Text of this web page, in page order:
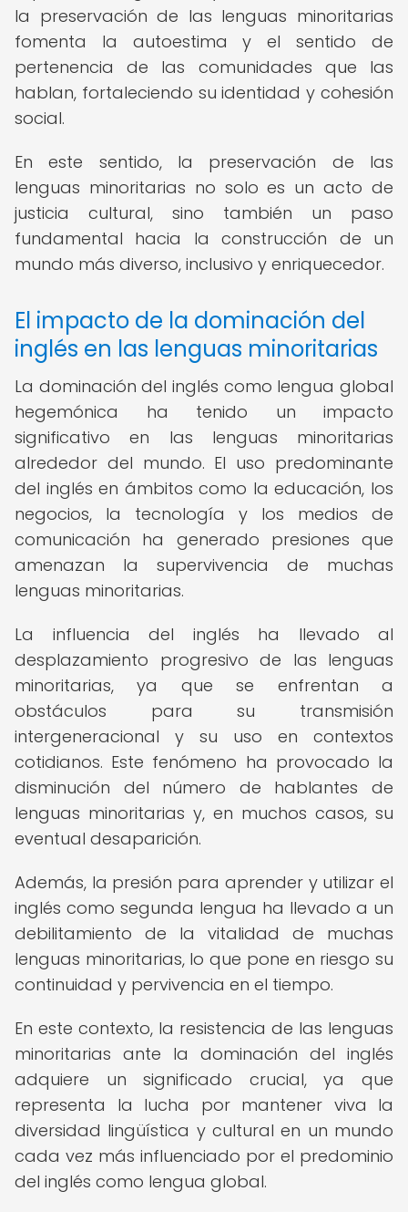
la preservación de las lenguas minoritarias
fomenta la autoestima y el sentido de
pertenencia de las comunidades que las
hablan, fortaleciendo su identidad y cohesión
social.
En este sentido, la preservación de las
lenguas minoritarias no solo es un acto de
justicia cultural, sino también un paso
fundamental hacia la construcción de un
mundo más diverso, inclusivo y enriquecedor.
El impacto de la dominación del
inglés en las lenguas minoritarias
La dominación del inglés como lengua global
hegemónica ha tenido un impacto
significativo en las lenguas minoritarias
alrededor del mundo. El uso predominante
del inglés en ámbitos como la educación, los
negocios, la tecnología y los medios de
comunicación ha generado presiones que
amenazan la supervivencia de muchas
lenguas minoritarias.
La influencia del inglés ha llevado al
desplazamiento progresivo de las lenguas
minoritarias, ya que se enfrentan a
obstáculos para su transmisión
intergeneracional y su uso en contextos
cotidianos. Este fenómeno ha provocado la
disminución del número de hablantes de
lenguas minoritarias y, en muchos casos, su
eventual desaparición.
Además, la presión para aprender y utilizar el
inglés como segunda lengua ha llevado a un
debilitamiento de la vitalidad de muchas
lenguas minoritarias, lo que pone en riesgo su
continuidad y pervivencia en el tiempo.
En este contexto, la resistencia de las lenguas
minoritarias ante la dominación del inglés
adquiere un significado crucial, ya que
representa la lucha por mantener viva la
diversidad lingüística y cultural en un mundo
cada vez más influenciado por el predominio
del inglés como lengua global.